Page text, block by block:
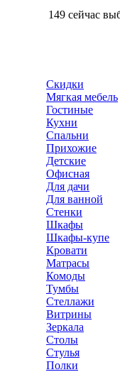
149 сейчас
Скидки
Мягкая мебель
Гостиные
Кухни
Спальни
Прихожие
Детские
Офисная
Для дачи
Для ванной
Стенки
Шкафы
Шкафы-купе
Кровати
Матрасы
Комоды
Тумбы
Стеллажи
Витрины
Зеркала
Столы
Стулья
Полки